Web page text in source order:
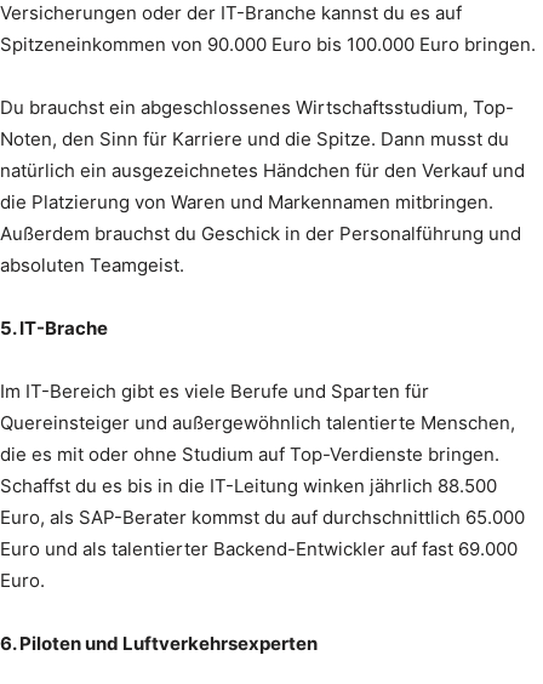
Versicherungen oder der IT-Branche kannst du es auf
Spitzeneinkommen von 90.000 Euro bis 100.000 Euro bringen.
Du brauchst ein abgeschlossenes Wirtschaftsstudium, Top-
Noten, den Sinn für Karriere und die Spitze. Dann musst du
natürlich ein ausgezeichnetes Händchen für den Verkauf und
die Platzierung von Waren und Markennamen mitbringen.
Außerdem brauchst du Geschick in der Personalführung und
absoluten Teamgeist.
5. IT-Brache
Im IT-Bereich gibt es viele Berufe und Sparten für
Quereinsteiger und außergewöhnlich talentierte Menschen,
die es mit oder ohne Studium auf Top-Verdienste bringen.
Schaffst du es bis in die IT-Leitung winken jährlich 88.500
Euro, als SAP-Berater kommst du auf durchschnittlich 65.000
Euro und als talentierter Backend-Entwickler auf fast 69.000
Euro.
6. Piloten und Luftverkehrsexperten